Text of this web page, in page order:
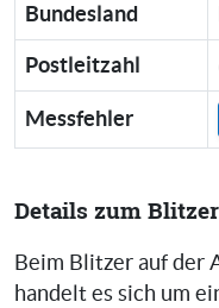
Bundesland
Postleitzahl
Messfehler
Details zum Blitzer
Beim Blitzer auf der
handelt es sich um